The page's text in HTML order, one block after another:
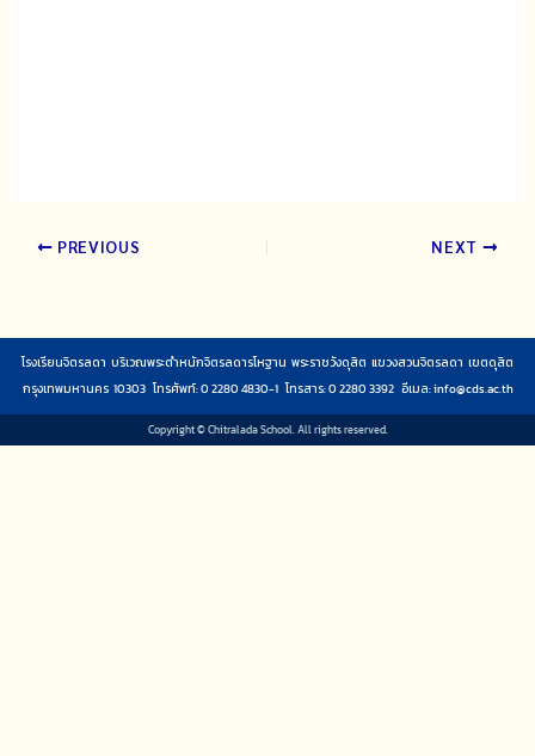
PREVIOUS NEXT
โรงเรียนจิตรลดา บริเวณพระตำหนักจิตรลดารโหฐาน พระราชวังดุสิต แขวงสวนจิตรลดา เขตดุสิต
กรุงเทพมหานคร 10303 โทรศัพท์: 0 2280 4830-1 โทรสาร: 0 2280 3392 อีเมล:info@cds.ac.th
Copyright © Chitralada School. All rights reserved.